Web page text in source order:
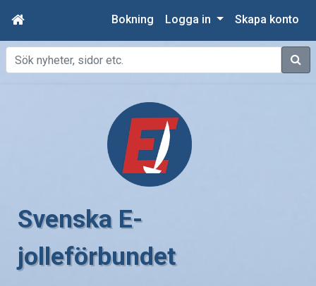
Bokning Logga in Skapa konto
Sök
Svenska E-
jolleförbundet